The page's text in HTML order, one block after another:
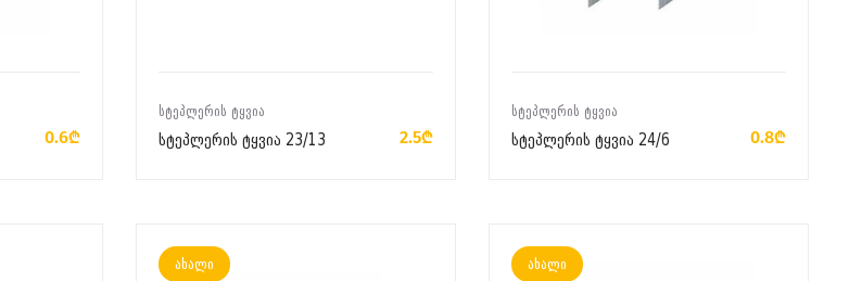
0.6₾
ᲡᲢᲔᲞᲚᲔᲠᲘᲡ ᲢᲧᲕᲘᲐ
სტეპლერის ტყვია 23/13 2.5₾
ᲡᲢᲔᲞᲚᲔᲠᲘᲡ ᲢᲧᲕᲘᲐ
სტეპლერის ტყვია 24/6 0.8₾
ახალი ახალი